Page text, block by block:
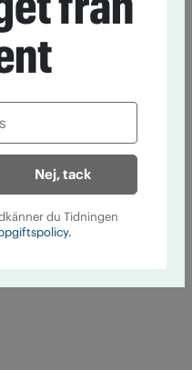
Nej, tack
du Tidningen